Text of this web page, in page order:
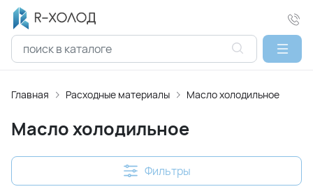
Главная Расходные материалы Масло холодильное
Масло холодильное
Фильтры